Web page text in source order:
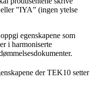
”IYA” (ingen ytelse
egenskapene som
i harmoniserte
der TEK10 setter